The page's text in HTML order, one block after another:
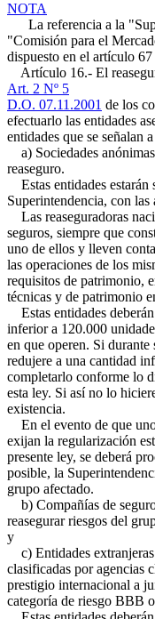
NOTA
La referencia a la
"Comisión para el
dispuesto en el artículo
Artículo 16.- El
Art. 2 Nº 5
D.O. 07.11.2001 de los
efectuarlo las entidades
entidades que se señalan
a) Sociedades
reaseguro.
Estas entidades estarán
Superintendencia, con
Las reaseguradoras
seguros, siempre que
uno de ellos y lleven
las operaciones de los
requisitos de patrimonio,
técnicas y de patrimonio
Estas entidades
inferior a 120.000
en que operen. Si
redujere a una cantidad
completarlo conforme lo
esta ley. Si así no lo
existencia.
En el evento de que
exijan la regularización
presente ley, se deberá
posible, la
grupo afectado.
b) Compañías de
reasegurar riesgos del
y
c) Entidades extranjeras
clasificadas por agencias
prestigio internacional a
categoría de riesgo BBB